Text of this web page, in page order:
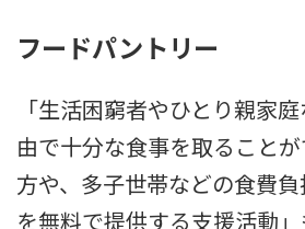
フードパントリー
「生活困窮者やひとり親家
由で十分な食事を取ること
方や、多子世帯などの食費
を無料で提供する支援活動